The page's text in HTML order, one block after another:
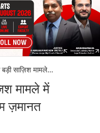
बड़ी साज़िश मामले...
मामले में
ज़मानत